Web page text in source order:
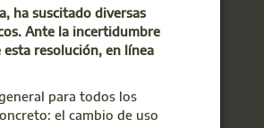
ha suscitado diversas
Ante la incertidumbre
esta resolución, en línea
para todos los
el cambio de uso